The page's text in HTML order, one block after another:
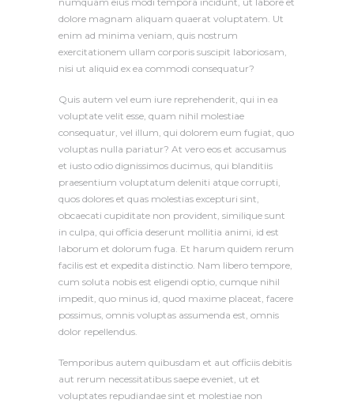
dolore magnam aliquam quaerat voluptatem. Ut
enim ad minima veniam, quis nostrum
exercitationem ullam corporis suscipit laboriosam,
nisi ut aliquid ex ea commodi consequatur?
Quis autem vel eum iure reprehenderit, qui in ea
voluptate velit esse, quam nihil molestiae
consequatur, vel illum, qui dolorem eum fugiat, quo
voluptas nulla pariatur? At vero eos et accusamus
et iusto odio dignissimos ducimus, qui blanditiis
praesentium voluptatum deleniti atque corrupti,
quos dolores et quas molestias excepturi sint,
obcaecati cupiditate non provident, similique sunt
in culpa, qui officia deserunt mollitia animi, id est
laborum et dolorum fuga. Et harum quidem rerum
facilis est et expedita distinctio. Nam libero tempore,
cum soluta nobis est eligendi optio, cumque nihil
impedit, quo minus id, quod maxime placeat, facere
possimus, omnis voluptas assumenda est, omnis
dolor repellendus.
Temporibus autem quibusdam et aut officiis debitis
aut rerum necessitatibus saepe eveniet, ut et
voluptates repudiandae sint et molestiae non